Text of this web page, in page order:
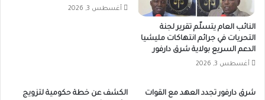
ألف
جنيه،
بحسب
السوق،
النائب العام يتسلّم تقرير لجنة
التحريات في جرائم انتهاكات مليشيا
الدعم السريع بولاية شرق دارفور
أغسطس 3, 2026
أغسطس 3, 2026
شرق دارفور تجدد العهد مع القوات
الكشف عن خطة حكومية لتزويج